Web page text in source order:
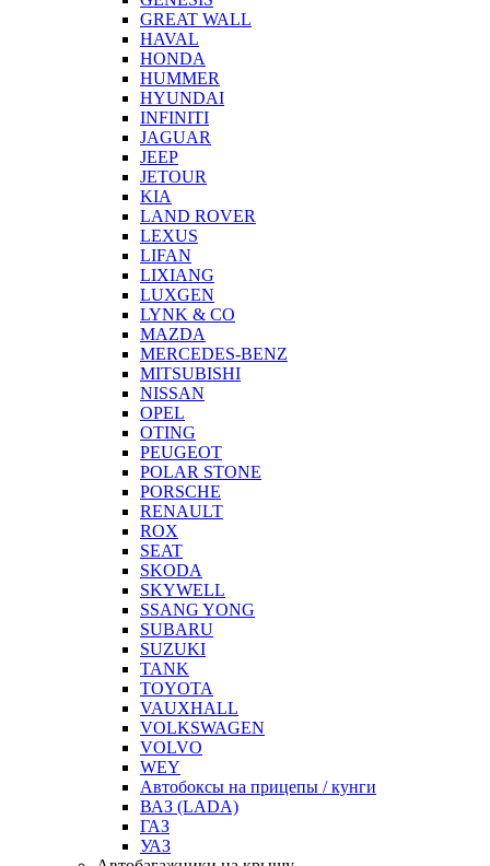
GREAT WALL
HAVAL
HONDA
HUMMER
HYUNDAI
INFINITI
JAGUAR
JEEP
JETOUR
KIA
LAND ROVER
LEXUS
LIFAN
LIXIANG
LUXGEN
LYNK & CO
MAZDA
MERCEDES-BENZ
MITSUBISHI
NISSAN
OPEL
OTING
PEUGEOT
POLAR STONE
PORSCHE
RENAULT
ROX
SEAT
SKODA
SKYWELL
SSANG YONG
SUBARU
SUZUKI
TANK
TOYOTA
VAUXHALL
VOLKSWAGEN
VOLVO
WEY
Автобоксы на прицепы / кунги
ВАЗ (LADA)
ГАЗ
УАЗ